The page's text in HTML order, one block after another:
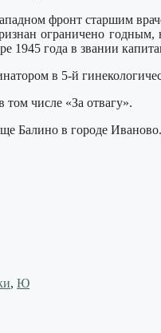
фронт старшим
ограничено
1945 года в звании
в 5-й
числе «За отвагу».
Балино в городе
, Ю